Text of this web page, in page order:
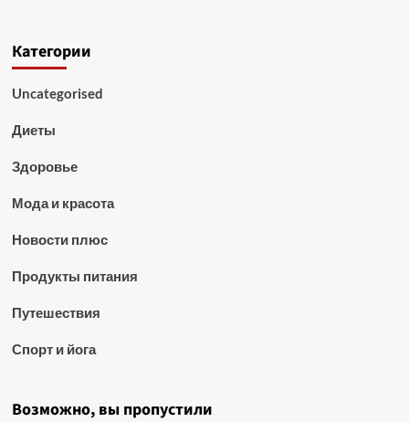
Категории
Uncategorised
Диеты
Здоровье
Мода и красота
Новости плюс
Продукты питания
Путешествия
Спорт и йога
Возможно, вы пропустили